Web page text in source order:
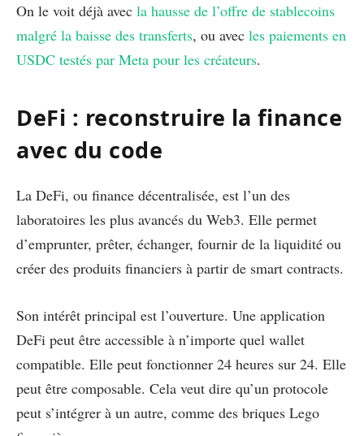
On le voit déjà avec la hausse de l’offre de stablecoins
malgré la baisse des transferts, ou avec les paiements en
USDC testés par Meta pour les créateurs.
DeFi : reconstruire la finance
avec du code
La DeFi, ou finance décentralisée, est l’un des
laboratoires les plus avancés du Web3. Elle permet
d’emprunter, prêter, échanger, fournir de la liquidité ou
créer des produits financiers à partir de smart contracts.
Son intérêt principal est l’ouverture. Une application
DeFi peut être accessible à n’importe quel wallet
compatible. Elle peut fonctionner 24 heures sur 24. Elle
peut être composable. Cela veut dire qu’un protocole
peut s’intégrer à un autre, comme des briques Lego